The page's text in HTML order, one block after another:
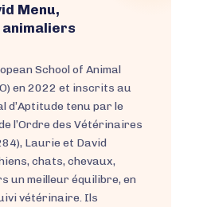
Menu,
School of Animal
en 2022 et inscrits au
d’Aptitude tenu par le
l’Ordre des Vétérinaires
Laurie et David
chats, chevaux,
un meilleur équilibre, en
vétérinaire. Ils